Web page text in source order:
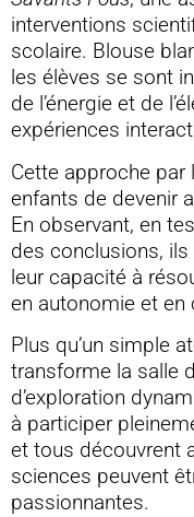
interventions
scolaire. Blouse
les élèves se sont
de l’énergie et de
expériences
Cette approche
enfants de devenir
En observant, en
des conclusions,
leur capacité à
en autonomie et en
Plus qu’un simple
transforme la salle
d’exploration
à participer
et tous découvrent
sciences peuvent
passionnantes.